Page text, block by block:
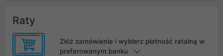
Raty
Złóż zamówienie i wybierz płatność ratalną w
preferowanym banku